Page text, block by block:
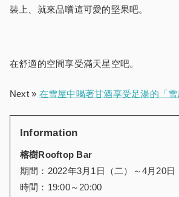
裝上、就來品嚐這可愛的堅果吧。
在舒適的空間享受滿天星空吧。
Next » 在雪屋中喝著甘酒享受足湯的「
Information
榕樹Rooftop Bar
期間：2022年3月1日（二）～4月20日
時間：19:00～20:00